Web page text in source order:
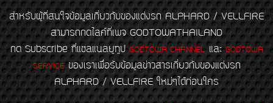
สำหรับผู้ที่สนใจข้อมูลเกี่ยวกับของแต่งรถ ALPHARD / VELLFIRE
สามารถกดไลค์ที่เพจ GODTOWATHAILAND
กด Subscribe ที่แชลแนลยูทูป GODTOWA CHANNELและGODTOWA
SERVICEของเราเพื่อรับข้อมูลข่าวสารเกี่ยวกับของแต่งรถ
ALPHARD / VELLFIRE ใหม่ๆได้ก่อนใคร